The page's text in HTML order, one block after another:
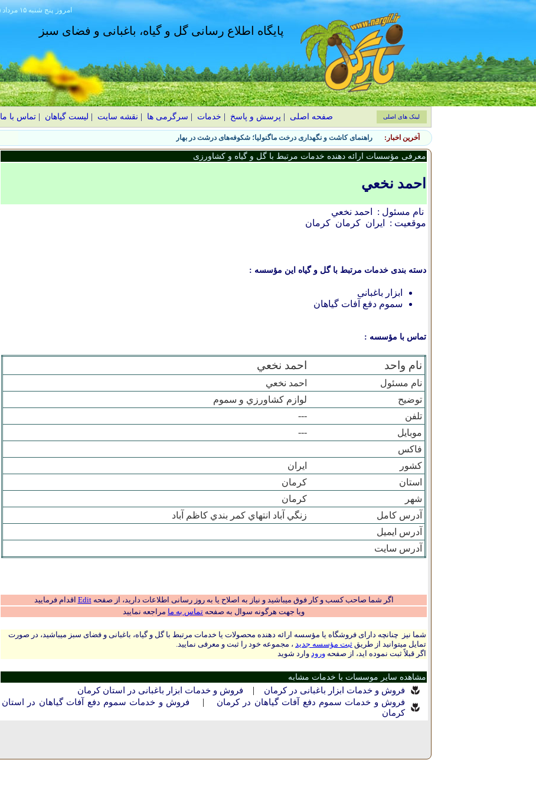
۱۴۰۵ پنج شنبه ۱۵ مرداد امروز
پایگاه اطلاع رسانی گل و گیاه، باغبانی و فضای سبز
صفحه اصلی پرسش و پاسخ خدمات سرگرمی ها نقشه سایت لیست گیاهان |تماس با ما لینک های اصلی
آخرین اخبار: راهنمای کاشت و نگهداری درخت ماگنولیا؛ شکوفه‌های درشت در بهار
معرفی مؤسسات ارائه دهنده خدمات مرتبط با گل و گیاه و کشاورزی
احمد نخعي
نام مسئول :
احمد نخعي
موقعیت :
ایران كرمان کرمان
دسته بندی خدمات مرتبط با گل و گیاه این مؤسسه :
ابزار باغبانی
سموم دفع آفات گیاهان
تماس با مؤسسه :
نام واحد احمد نخعي
نام مسئول
احمد نخعي
توضیح
لوازم کشاورزي و سموم
تلفن
---
موبایل
---
فاکس
کشور
ایران
استان
كرمان
شهر
کرمان
آدرس کامل
زنگي آباد انتهاي کمر بندي کاظم آباد
آدرس ایمیل
آدرس سایت
اگر شما صاحب کسب و کار فوق میباشید و نیاز به اصلاح یا به روز رسانی اطلاعات دارید، از صفحهEdit اقدام فرمایید
ویا جهت هرگونه سوال به صفحه تماس به ما مراجعه نمایید
شما نیز چنانچه دارای فروشگاه یا مؤسسه ارائه دهنده محصولات یا خدمات مرتبط با گل و گیاه، باغبانی و فضای سبز میباشید، در صورت
تمایل میتوانید از طریق ثبت مؤسسه جدید ، مجموعه خود را ثبت و معرفی نمایید.
اگر قبلاً ثبت نموده اید، از صفحه ورود وارد شوید
مشاهده سایر موسسات با خدمات مشابه
فروش و خدمات ابزار باغبانی در کرمان | فروش و خدمات ابزار باغبانی در استان كرمان
فروش و خدمات سموم دفع آفات گیاهان در کرمان | فروش و خدمات سموم دفع آفات گیاهان در استان
كرمان